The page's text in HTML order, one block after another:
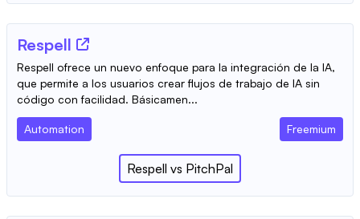
Respell
Respell ofrece un nuevo enfoque para la integración de la IA,
que permite a los usuarios crear flujos de trabajo de IA sin
código con facilidad. Básicamen...
Automation Freemium
Respell vs PitchPal